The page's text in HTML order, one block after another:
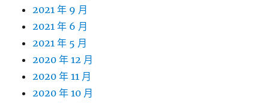
2021 年 9 月
2021 年 6 月
2021 年 5 月
2020 年 12 月
2020 年 11 月
2020 年 10 月